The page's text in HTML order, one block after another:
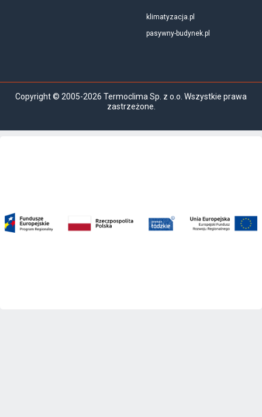
klimatyzacja.pl
pasywny-budynek.pl
Copyright © 2005-2026 Termoclima Sp. z o.o. Wszystkie prawa
zastrzeżone.